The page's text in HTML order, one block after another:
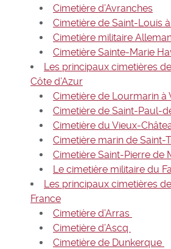
Cimetière d’Avranches
Cimetière de Saint-Louis
Cimetière militaire
Cimetière Sainte-Marie
Les principaux cimetières
Côte d’Azur
Cimetière de Lourmarin à
Cimetière de Saint-Paul-
Cimetière du Vieux-
Cimetière marin de Saint-
Cimetière Saint-Pierre de
Le cimetière militaire du
Les principaux cimetières
France
Cimetière d’Arras
Cimetière d’Ascq
Cimetière de Dunkerque